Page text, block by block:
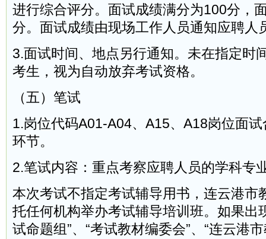
进行综合评分。面试成绩满分为100分，
分。面试成绩由现场工作人员通知应聘人
3.面试时间、地点另行通知。未在指定时
考生，视为自动放弃考试资格。
（五）笔试
1.岗位代码A01-A04、A15、A18岗位面
环节。
2.笔试内容：重点考察应聘人员的学科专
本次考试不指定考试辅导用书，连云港市
托任何机构举办考试辅导培训班。如果出
试命题组”、“考试教材编委会”、“连云港